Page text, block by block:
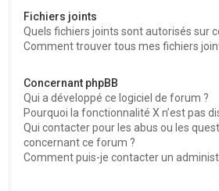
Fichiers joints
Quels fichiers joints sont autorisés sur
Comment trouver tous mes fichiers
Concernant phpBB
Qui a développé ce logiciel de forum ?
Pourquoi la fonctionnalité X n’est pas
Qui contacter pour les abus ou les
concernant ce forum ?
Comment puis-je contacter un